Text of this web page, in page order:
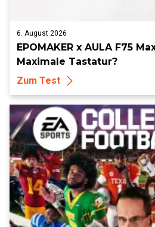
6. August 2026
EPOMAKER x AULA F75
Maximale Tastatur?
Zum Test